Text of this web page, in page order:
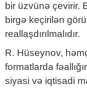
bir üzvünə çevirir.
birgə keçirilən
reallaşdırılmalıdır.
R. Hüseynov,
formatlarda
siyasi və iqtisadi